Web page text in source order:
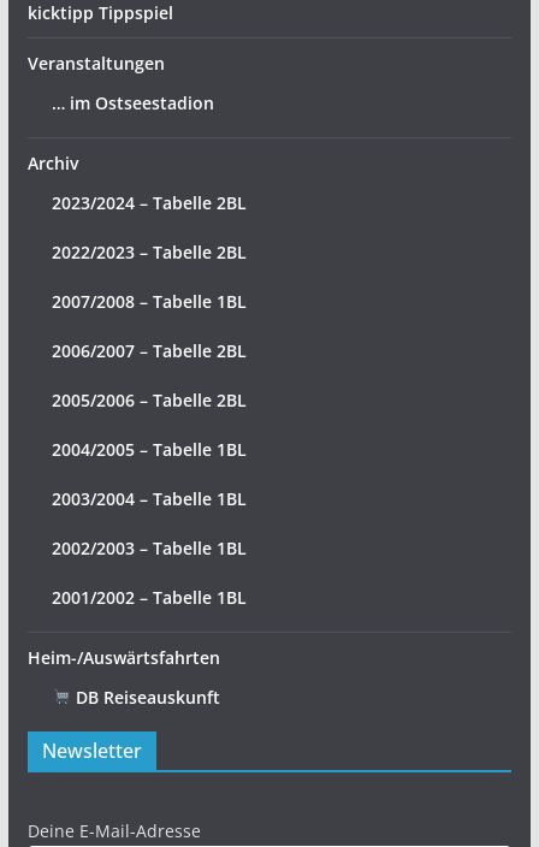
kicktipp Tippspiel
Veranstaltungen
… im Ostseestadion
Archiv
2023/2024 – Tabelle 2BL
2022/2023 – Tabelle 2BL
2007/2008 – Tabelle 1BL
2006/2007 – Tabelle 2BL
2005/2006 – Tabelle 2BL
2004/2005 – Tabelle 1BL
2003/2004 – Tabelle 1BL
2002/2003 – Tabelle 1BL
2001/2002 – Tabelle 1BL
Heim-/Auswärtsfahrten
DB Reiseauskunft
Newsletter
Deine E-Mail-Adresse